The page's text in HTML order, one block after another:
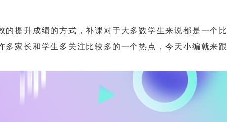
提升成绩的方式，补课对于大多数学生来说都是一个
多家长和学生多关注比较多的一个热点，今天小编就来